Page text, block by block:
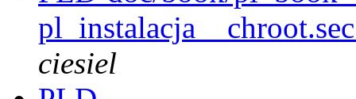
ciesiel